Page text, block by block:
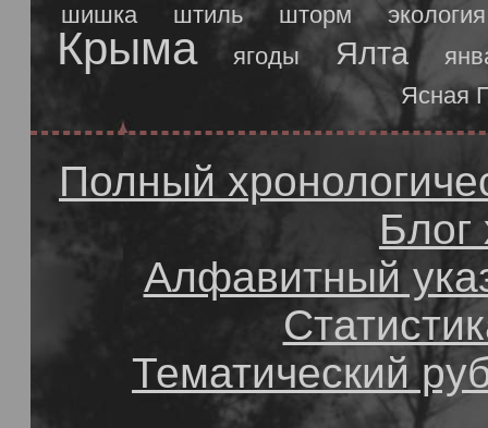
шишка штиль шторм экология
Крыма ягоды Ялта
Ясная
Полный
Блог
Алфавитный
Тематический